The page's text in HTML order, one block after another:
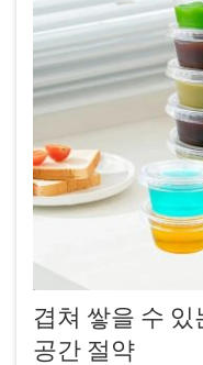
겹쳐 쌓을 수 있
공간 절약